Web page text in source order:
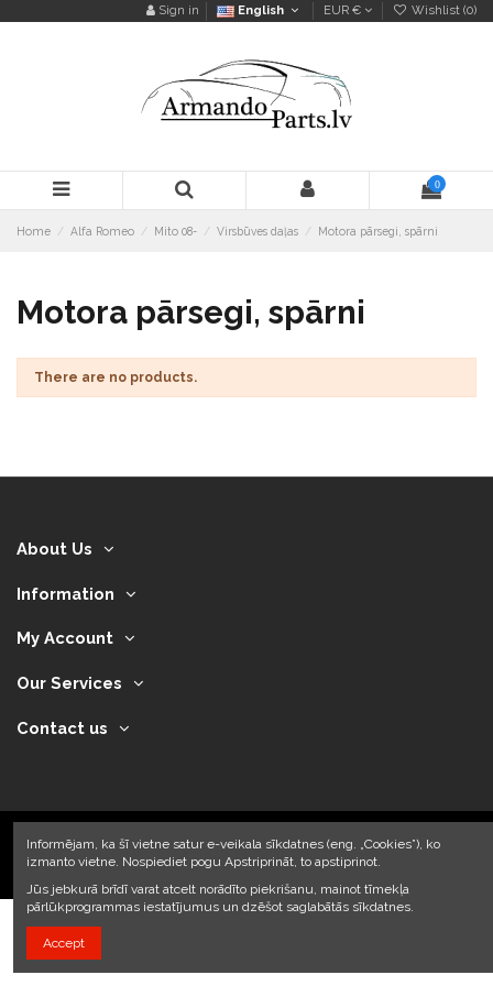
Sign in English EUR € Wishlist (0)
0
Home Alfa Romeo Mito 08- Virsbūves daļas Motora pārsegi, spārni
Motora pārsegi, spārni
There are no products.
About Us
Information
My Account
Our Services
Contact us
2024 © Armando Auto SIA
Informējam, ka šī vietne satur e-veikala sīkdatnes (eng. „Cookies”), ko
izmanto vietne. Nospiediet pogu Apstriprināt, to apstiprinot.
Jūs jebkurā brīdī varat atcelt norādīto piekrišanu, mainot tīmekļa
pārlūkprogrammas iestatījumus un dzēšot saglabātās sīkdatnes.
Accept